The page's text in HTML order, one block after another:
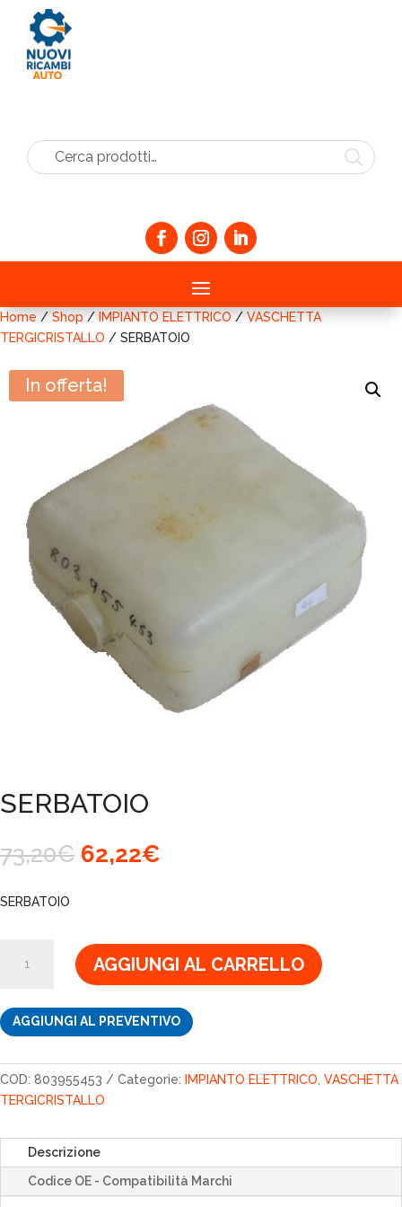
Cerca prodotti…
Home / Shop / IMPIANTO ELETTRICO / VASCHETTA
TERGICRISTALLO / SERBATOIO
In offerta!
SERBATOIO
73,20€ Il
prezzo
62,22€
SERBATOIO
quantità
AGGIUNGI AL CARRELLO
AGGIUNGI AL PREVENTIVO
COD: 803955453 Categorie: IMPIANTO ELETTRICO VASCHETTA
TERGICRISTALLO
Descrizione
Codice OE - Compatibilità Marchi